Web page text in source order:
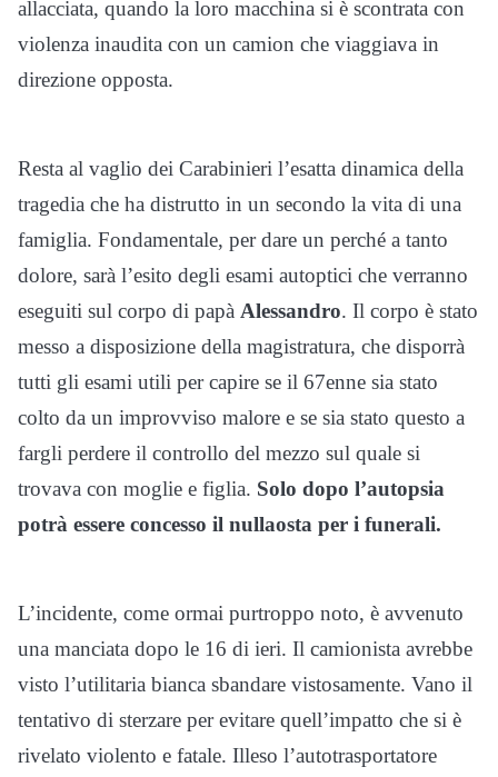
allacciata, quando la loro macchina si è scontrata con
violenza inaudita con un camion che viaggiava in
direzione opposta.
Resta al vaglio dei Carabinieri l’esatta dinamica della
tragedia che ha distrutto in un secondo la vita di una
famiglia. Fondamentale, per dare un perché a tanto
dolore, sarà l’esito degli esami autoptici che verranno
eseguiti sul corpo di papà Alessandro. Il corpo è stato
messo a disposizione della magistratura, che disporrà
tutti gli esami utili per capire se il 67enne sia stato
colto da un improvviso malore e se sia stato questo a
fargli perdere il controllo del mezzo sul quale si
trovava con moglie e figlia. Solo dopo l’autopsia
potrà essere concesso il nullaosta per i funerali.
L’incidente, come ormai purtroppo noto, è avvenuto
una manciata dopo le 16 di ieri. Il camionista avrebbe
visto l’utilitaria bianca sbandare vistosamente. Vano il
tentativo di sterzare per evitare quell’impatto che si è
rivelato violento e fatale. Illeso l’autotrasportatore